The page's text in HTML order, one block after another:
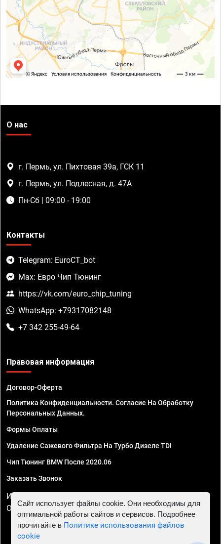
О нас
г. Пермь, ул. Пихтовая 39а, ГСК 11
г. Пермь, ул. Подлесная, д. 47А
Пн-Сб | 09:00 - 19:00
Контакты
Telegram: EuroCT_bot
Max: Евро Чип Тюнинг
https://vk.com/euro_chip_tuning
WhatsApp: +79317082148
+7 342 255-49-64
Правовая информация
Договор-Оферта
Политика Конфиденциальности. Согласие На Обработку
Персональных Данных.
Формы Оплаты
Удаление Сажевого Фильтра На Турбо Дизеле TDI
Чип Тюнинг BMW После 2020.06
Заказать Звонок
ИП Смирнов Георгий Павлович. ИНН 781302555843,
ОГРНИП 324470400032610
Сайт использует файлы cookie. Они необходимы для
оптимальной работы сайтов и сервисов. Подробнее
прочитайте в Политике использования файлов
cookie